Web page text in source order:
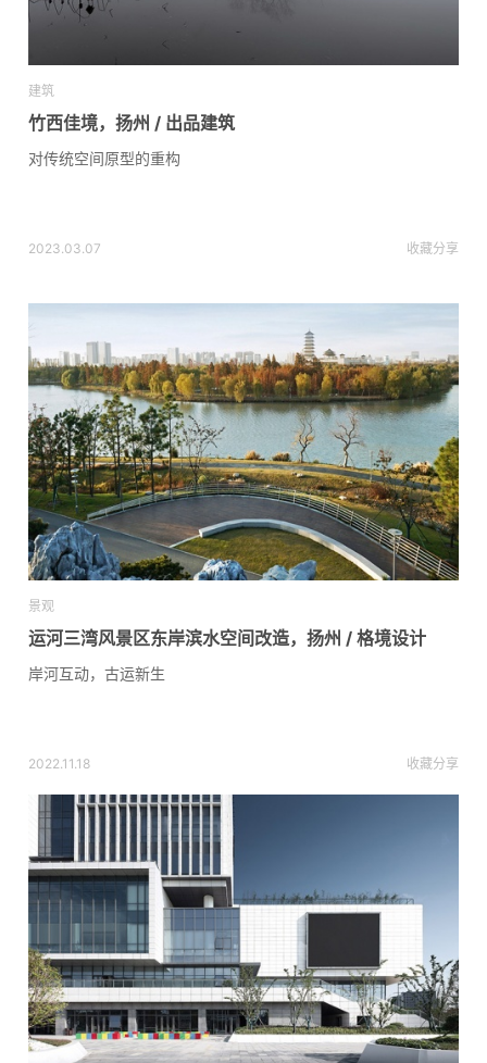
建筑
竹西佳境，扬州 / 出品建筑
对传统空间原型的重构
2023.03.07 收藏分享
景观
运河三湾风景区东岸滨水空间改造，扬州 / 格境设计
岸河互动，古运新生
2022.11.18 收藏分享